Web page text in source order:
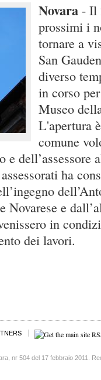
Novara - Il
prossimi i
tornare a
San
diverso
in corso
Museo
L'apertura
comune
dell’assessore
ha
Novarese e
in
dei lavori.
nr 504 del 17 febbraio 2011.